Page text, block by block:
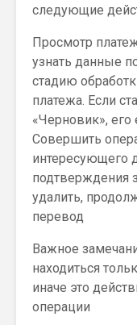
следующие
Просмотр
узнать данные
стадию
платежа. Если
«Черновик»,
Совершить
интересующего
подтверждения
удалить,
перевод
Важное
находиться
иначе это
операции